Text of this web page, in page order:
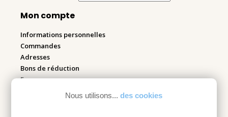
Nous utilisons... des cookies
Mon compte
Informations personnelles
Commandes
Adresses
Bons de réduction
Espace pro